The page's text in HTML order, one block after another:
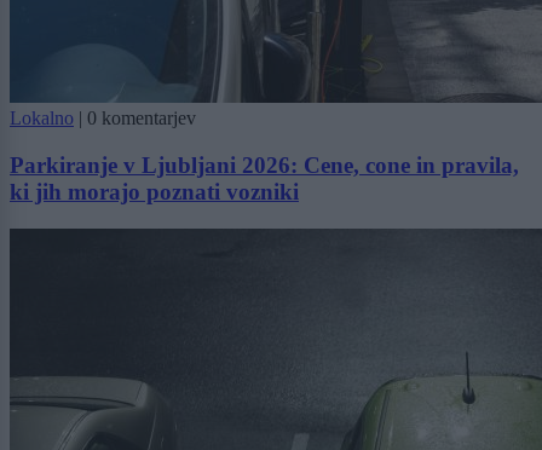
Lokalno | 0 komentarjev
Parkiranje v Ljubljani 2026: Cene, cone in pravila,
ki jih morajo poznati vozniki